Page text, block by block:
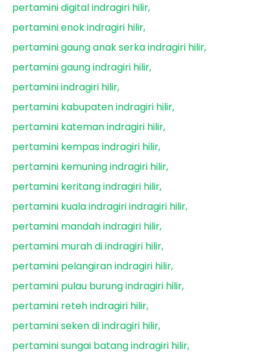
pertamini digital indragiri hilir
pertamini enok indragiri hilir
pertamini gaung anak serka indragiri hilir
pertamini gaung indragiri hilir
pertamini indragiri hilir
pertamini kabupaten indragiri hilir
pertamini kateman indragiri hilir
pertamini kempas indragiri hilir
pertamini kemuning indragiri hilir
pertamini keritang indragiri hilir
pertamini kuala indragiri indragiri hilir
pertamini mandah indragiri hilir
pertamini murah di indragiri hilir
pertamini pelangiran indragiri hilir
pertamini pulau burung indragiri hilir
pertamini reteh indragiri hilir
pertamini seken di indragiri hilir
pertamini sungai batang indragiri hilir